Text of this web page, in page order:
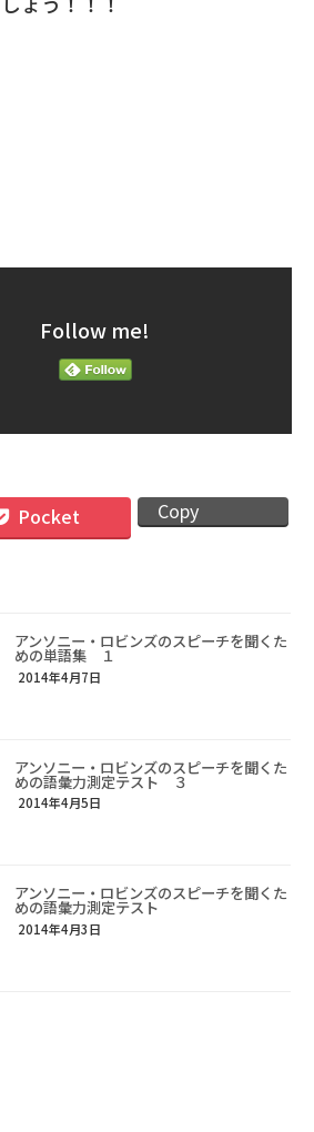
Follow me!
Pocket Copy
アンソニー・ロビンズのスピーチを聞くた
めの単語集 １
2014年4月7日
アンソニー・ロビンズのスピーチを聞くた
めの語彙力測定テスト ３
2014年4月5日
アンソニー・ロビンズのスピーチを聞くた
めの語彙力測定テスト
2014年4月3日